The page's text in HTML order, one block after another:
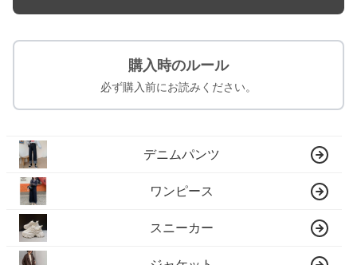
購入時のルール
必ず購入前にお読みください。
デニムパンツ
ワンピース
スニーカー